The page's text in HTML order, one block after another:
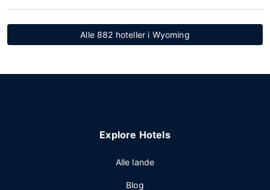
Alle 882 hoteller i Wyoming
Explore Hotels
Alle lande
Blog